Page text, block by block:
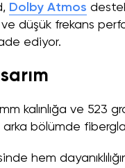
Dolby Atmos
düşük frekans
ediyor.
kalınlığa ve 523
arka bölümde
hem